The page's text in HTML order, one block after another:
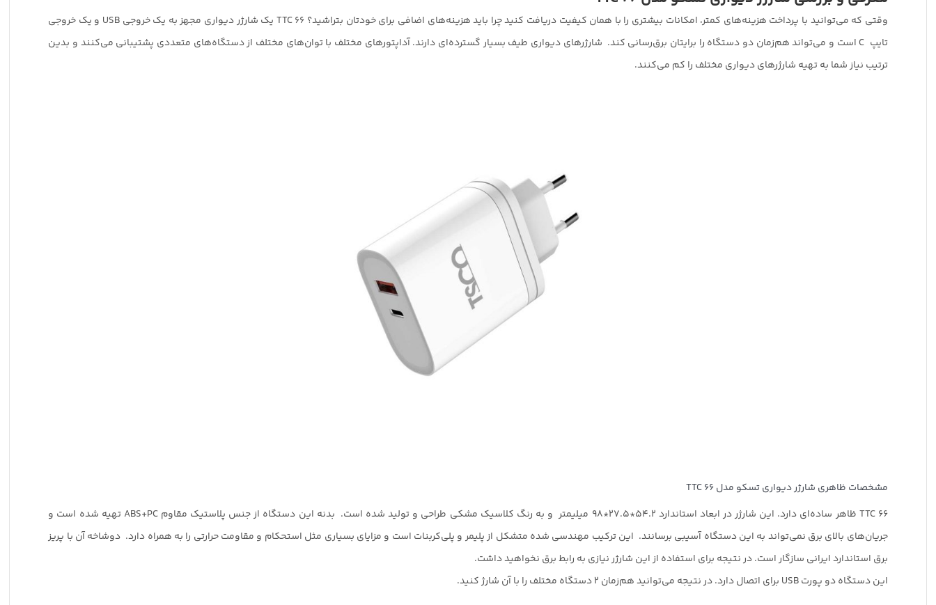
وقتی که می‌توانید با پرداخت هزینه‌های کمتر، امکانات بیشتری را با همان کیفیت دریافت کنید چرا باید هزینه‌های اضافی برای خودتان بتراشید؟ TTC 66 یک شارژر دیواری مجهز به یک خروجی USB و یک خروجی
تایپ C است و می‌تواند هم‌زمان دو دستگاه را برایتان برق‌رسانی کند. شارژرهای دیواری طیف بسیار گسترده‌ای دارند. آداپتورهای مختلف با توان‌های مختلف از دستگاه‌های متعددی پشتیبانی می‌کنند و بدین
ترتیب نیاز شما به تهیه شارژرهای دیواری مختلف را کم می‌کنند.
مشخصات ظاهری شارژر دیواری تسکو مدل TTC 66
TTC 66 ظاهر ساده‌ای دارد. این شارژر در ابعاد استاندارد 54.2*27.5*98 میلیمتر و به رنگ کلاسیک مشکی طراحی و تولید شده است. بدنه این دستگاه از جنس پلاستیک مقاوم ABS+PC تهیه شده است و
جریان‌های بالای برق نمی‌تواند به این دستگاه آسیبی برسانند. این ترکیب مهندسی شده متشکل از پلیمر و پلی‌کربنات است و مزایای بسیاری مثل استحکام و مقاومت حرارتی را به همراه دارد. دوشاخه آن با پریز
برق استاندارد ایرانی سازگار است. در نتیجه برای استفاده از این شارژر نیازی به رابط برق نخواهید داشت.
این دستگاه دو پورت USB برای اتصال دارد. در نتیجه می‌توانید هم‌زمان 2 دستگاه مختلف را با آن شارژ کنید.